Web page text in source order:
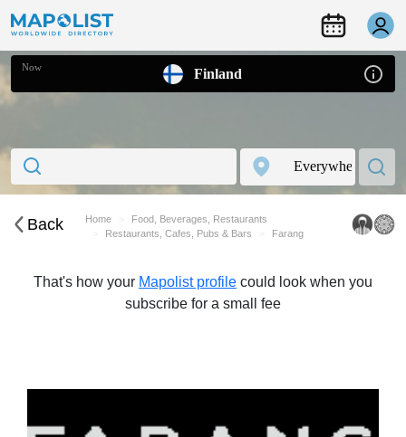
Now Finland
Back Home
Food, Beverages, Restaurants
Restaurants, Cafes, Pubs & Bars
Farang
That's how your Mapolist profile could look when you
subscribe for a small fee